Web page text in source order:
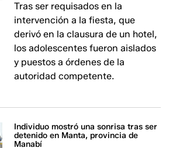
Tras ser requisados en la
intervención a la fiesta, que
derivó en la clausura de un hotel,
los adolescentes fueron aislados
y puestos a órdenes de la
autoridad competente.
Individuo mostró una sonrisa tras ser
detenido en Manta, provincia de
Manabí